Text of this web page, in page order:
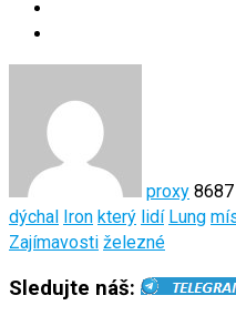
proxy
dýchal Iron který lidí Lung
Zajímavosti železné
Sledujte náš: